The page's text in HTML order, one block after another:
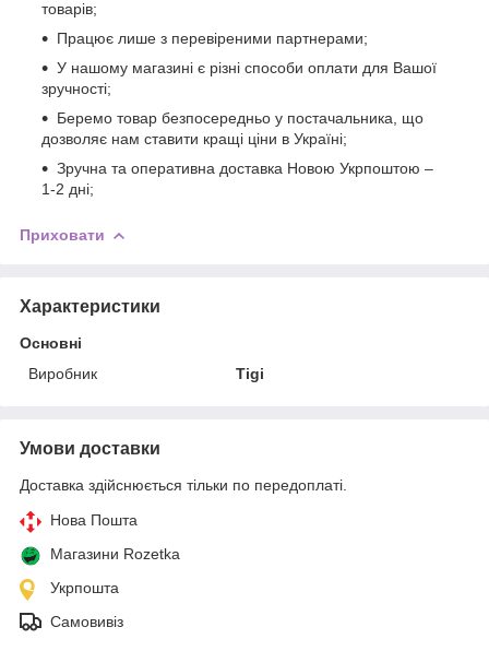
товарів;
Працює лише з перевіреними партнерами;
У нашому магазині є різні способи оплати для Вашої
зручності;
Беремо товар безпосередньо у постачальника, що
дозволяє нам ставити кращі ціни в Україні;
Зручна та оперативна доставка Новою Укрпоштою –
1-2 дні;
Приховати
Характеристики
Основні
Виробник
Tigi
Умови доставки
Доставка здійснюється тільки по передоплаті.
Нова Пошта
Магазини Rozetka
Укрпошта
Самовивіз